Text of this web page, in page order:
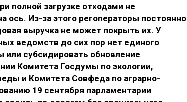
полной загрузке отходами не
Из-за этого регоператоры постоянно
выручка не может покрыть их. У
ведомств до сих пор нет единого
субсидировать обновление
Комитета Госдумы по экологии,
и Комитета Совфеда по аграрно-
19 сентября парламентарии